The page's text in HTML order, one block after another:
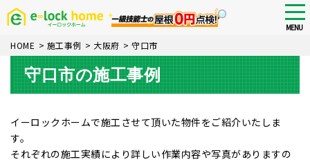
Skip
content
MENU
HOME > 施工事例 > 大阪府 > 守口市
守口市の施工事例
イーロックホームで施工させて頂いた物件をご紹介いたしま
す。
それぞれの施工実績により詳しい作業内容や写真がありますの